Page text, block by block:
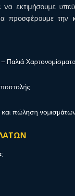
να εκτιμήσουμε
προσφέρουμε την
Παλιά
και πώληση